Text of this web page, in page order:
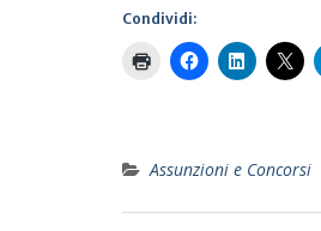
Condividi:
Assunzioni e Concorsi